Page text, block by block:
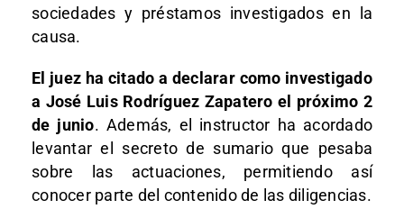
sociedades y préstamos investigados en la
causa.
El juez ha citado a declarar como investigado
a José Luis Rodríguez Zapatero el próximo 2
de junio. Además, el instructor ha acordado
levantar el secreto de sumario que pesaba
sobre las actuaciones, permitiendo así
conocer parte del contenido de las diligencias.